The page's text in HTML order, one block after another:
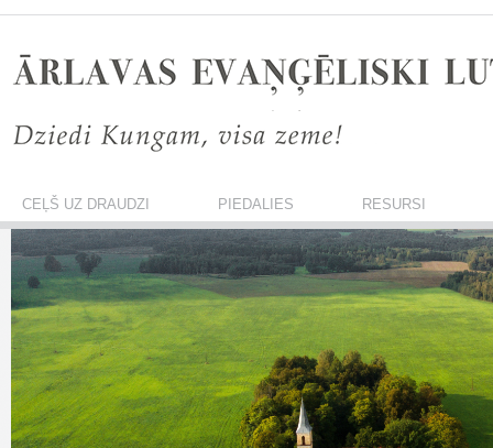
CEĻŠ UZ DRAUDZI PIEDALIES RESURSI